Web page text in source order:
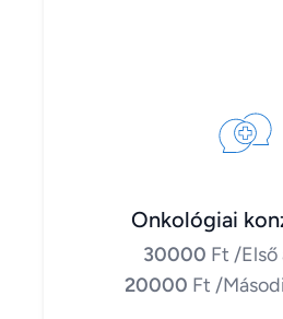
Onkológiai
30000 Ft /Első
20000 Ft /